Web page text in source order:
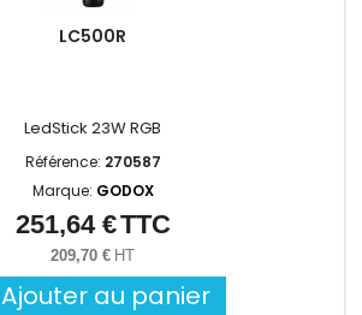
LC500R
LedStick 23W RGB
Référence: 270587
Marque: GODOX
Prix
251,64 €TTC
209,70 € HT
Ajouter au panier